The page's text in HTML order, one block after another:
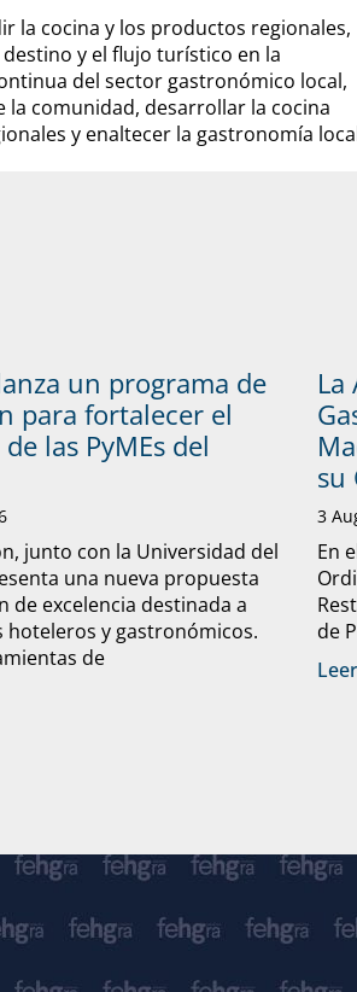
la cocina y los productos regionales,
y el flujo turístico en la
del sector gastronómico local,
comunidad, desarrollar la cocina
y enaltecer la gastronomía
un programa de
para fortalecer el
las PyMEs del
junto con la Universidad del
una nueva propuesta
de excelencia destinada a
hoteleros y gastronómicos.
de
La
su
3
En
de